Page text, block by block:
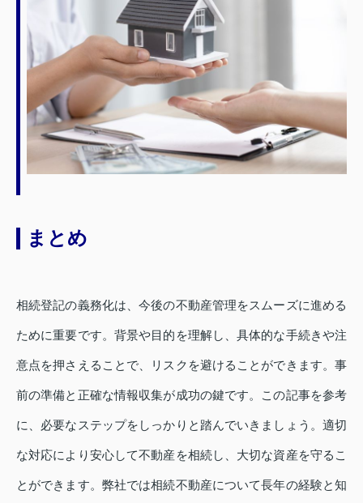
まとめ
相続登記の義務化は、今後の不動産管理をスムーズに進める
ために重要です。背景や目的を理解し、具体的な手続きや注
意点を押さえることで、リスクを避けることができます。事
前の準備と正確な情報収集が成功の鍵です。この記事を参考
に、必要なステップをしっかりと踏んでいきましょう。適切
な対応により安心して不動産を相続し、大切な資産を守るこ
とができます。弊社では相続不動産について長年の経験と知